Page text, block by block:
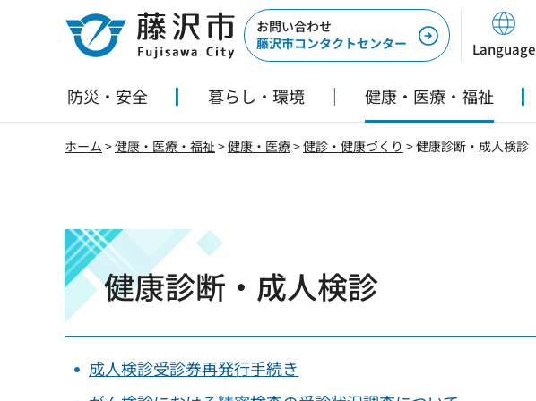
藤沢市
お問い合わせ
藤沢市コンタクトセンター
Language
防災・安全 暮らし・環境 健康・医療・福祉
ホーム >健康・医療・福祉 >健康・医療>健診・健康づくり > 健康診断・成人検診
健康診断・成人検診
成人検診受診券再発行手続き